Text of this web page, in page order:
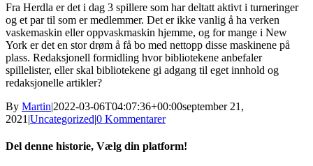
Fra Herdla er det i dag 3 spillere som har deltatt aktivt i turneringer
og et par til som er medlemmer. Det er ikke vanlig å ha verken
vaskemaskin eller oppvaskmaskin hjemme, og for mange i New
York er det en stor drøm å få bo med nettopp disse maskinene på
plass. Redaksjonell formidling hvor bibliotekene anbefaler
spillelister, eller skal bibliotekene gi adgang til eget innhold og
redaksjonelle artikler?
By Martin|2022-03-06T04:07:36+00:00september 21,
2021 |Uncategorized|0 Kommentarer
Del denne historie, Vælg din platform!